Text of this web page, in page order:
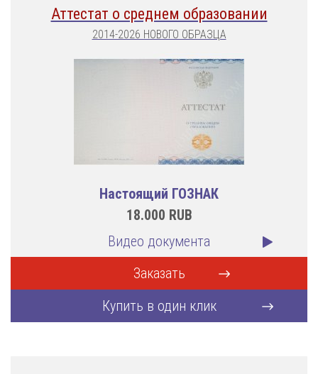
Аттестат о среднем образовании
2014-2026 НОВОГО ОБРАЗЦА
Настоящий ГОЗНАК
18.000 RUB
Видео документа
Заказать
Купить в один клик